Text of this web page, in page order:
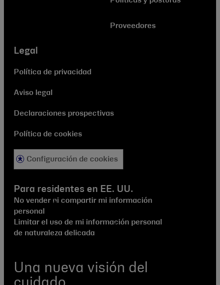
Una nueva visión del
Proveedores
Legal
Política de privacidad
Aviso legal
Declaraciones prospectivas
Política de cookies
Configuración de cookies
Para residentes en EE. UU.
No vender ni compartir mi información
personal
Limitar el uso de mi información personal
de naturaleza delicada